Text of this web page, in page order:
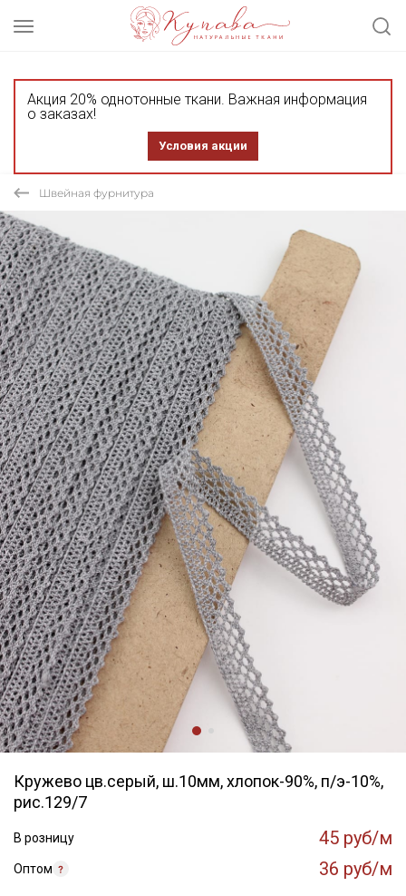
Акция 20% однотонные ткани. Важная информация
о заказах!
Условия акции
Швейная фурнитура
Кружево цв.серый, ш.10мм, хлопок-90%, п/э-10%,
рис.129/7
В розницу 45 руб/м
Оптом 36 руб/м